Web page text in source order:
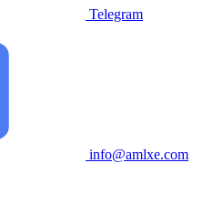
Telegram
info@amlxe.com